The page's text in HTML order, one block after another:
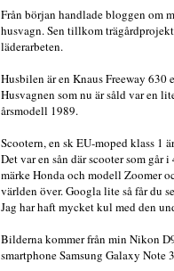
Från början handlade bloggen om
husvagn. Sen tillkom
läderarbeten.
Husbilen är en Knaus Freeway 630
Husvagnen som nu är såld var en
årsmodell 1989.
Scootern, en sk EU-moped klass 1
Det var en sån där scooter som går
märke Honda och modell Zoomer
världen över. Googla lite så får du
Jag har haft mycket kul med den
Bilderna kommer från min Nikon
smartphone Samsung Galaxy Note